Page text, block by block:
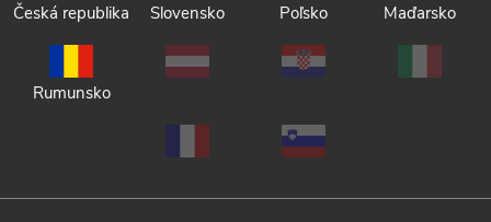
Česká republika Slovensko Poľsko Maďarsko
Rumunsko